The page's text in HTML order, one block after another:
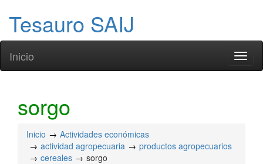
Tesauro SAIJ
Inicio
sorgo
Inicio
Actividades económicas
actividad agropecuaria
productos agropecuarios
cereales
sorgo